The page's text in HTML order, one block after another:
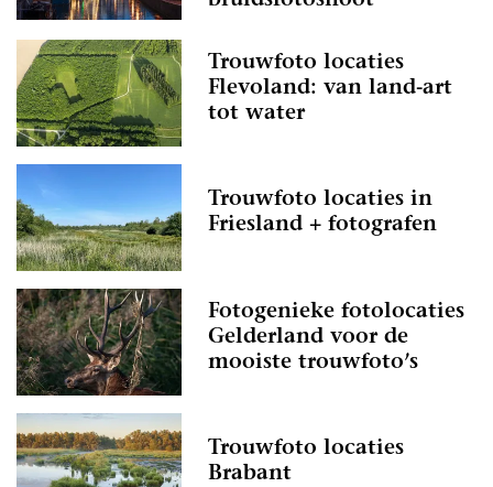
Trouwfoto locaties
Flevoland: van land-art
tot water
Trouwfoto locaties in
Friesland + fotografen
Fotogenieke fotolocaties
Gelderland voor de
mooiste trouwfoto’s
Trouwfoto locaties
Brabant